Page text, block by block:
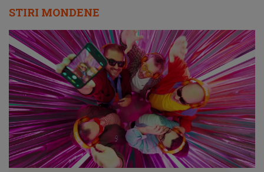
STIRI MONDENE